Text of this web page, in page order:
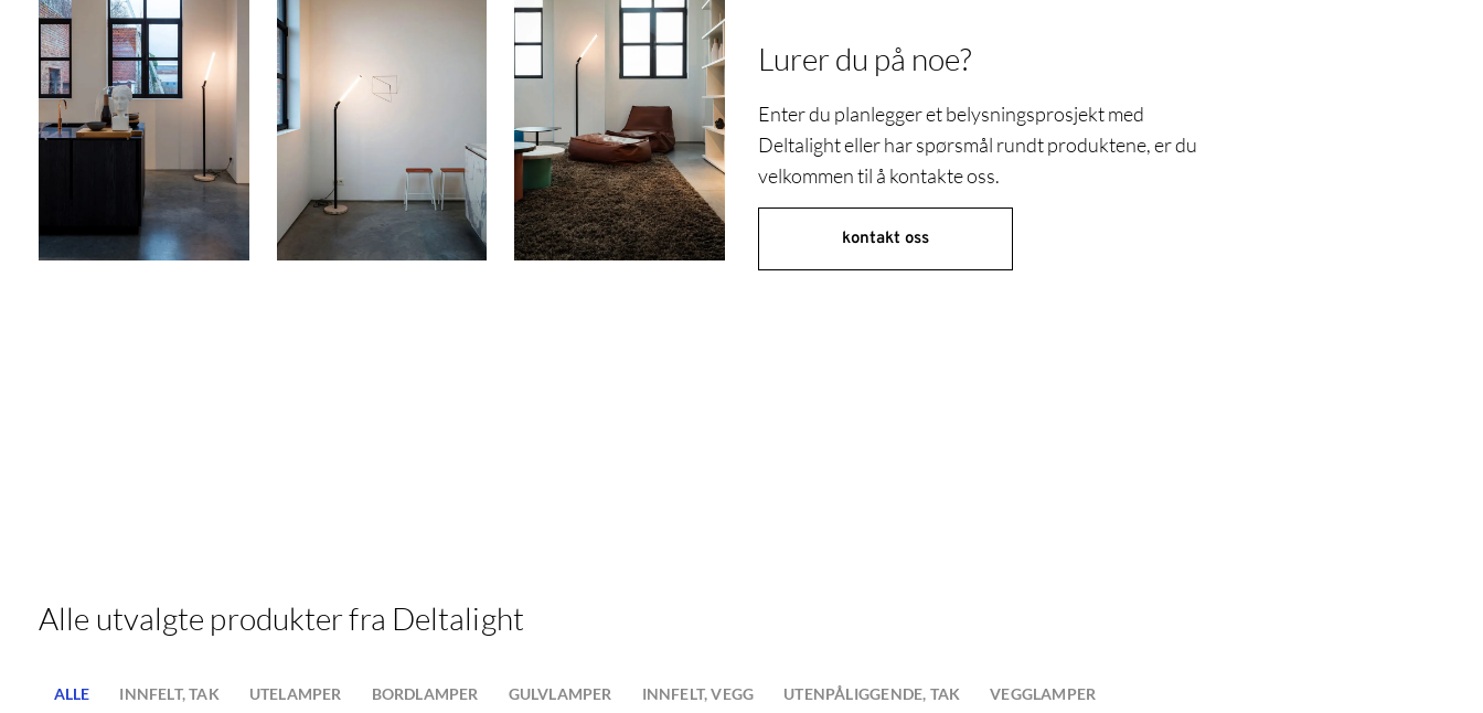
Lurer du på noe?
Enter du planlegger et belysningsprosjekt med
Deltalight eller har spørsmål rundt produktene, er du
velkommen til å kontakte oss.
kontakt oss
Alle utvalgte produkter fra Deltalight
ALLE INNFELT, TAK UTELAMPER BORDLAMPER GULVLAMPER INNFELT, VEGG UTENPÅLIGGENDE, TAK VEGGLAMPER